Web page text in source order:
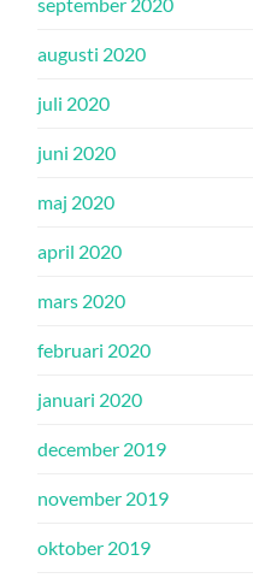
augusti 2020
juli 2020
juni 2020
maj 2020
april 2020
mars 2020
februari 2020
januari 2020
december 2019
november 2019
oktober 2019